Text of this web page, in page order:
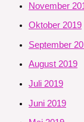
November
Oktober 2019
September
August 2019
Juli 2019
Juni 2019